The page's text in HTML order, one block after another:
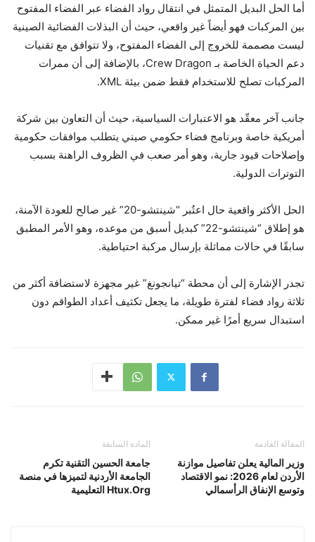
أما الحل البديل المتمثل في انتقال رواد الفضاء عبر الفضاء المفتوح
بين المركبات فهو أيضاً غير واقعي، حيث أن البذلات الفضائية الصينية
ليست مصممة للخروج إلى الفضاء المفتوح، ولا تتوافق مع تقنيات
دعم الحياة الخاصة بـ Crew Dragon، بالإضافة إلى أن ممرات
المركبات تصلح للاستخدام فقط ضمن بيئة XML.
جانب آخر معقّد هو الاعتبارات السياسية، حيث أن التعاون بين شركة
أمريكية خاصة وبرنامج فضاء حكومي صيني يتطلب موافقات حكومية
وإصلاحات قيود جارية، وهو أمر صعب في الظروف الراهنة بسبب
التوترات الدولية.
الحل الأكثر واقعية حال اعتُبر “شينتشو-20” غير صالح للعودة الآمنة،
هو إطلاق “شينتشو-22” كبديل أسبق من موعده، وهو الأمر المطبق
سابقًا في حالات مماثلة بإرسال مركبة احتياطية.
تجدر الإشارة إلى أن محطة “تيانجونغ” غير مجهزة لاستضافة أكثر من
ثلاثة رواد فضاء لفترة طويلة، ما يجعل تكثيف أعداد الطواقم دون
استبدال سريع أمرًا غير ممكن.
المادة السابقة
جامعة الحسين التقنية تكرم
الجامعة الأردنية لتميزها في منصة
Htux.Org التعليمية
المقالة القادمة
وزير المالية يعلن تفاصيل موازنة
الأردن لعام 2026: نمو الاقتصاد
وتوسع الإنفاق الرأسمالي